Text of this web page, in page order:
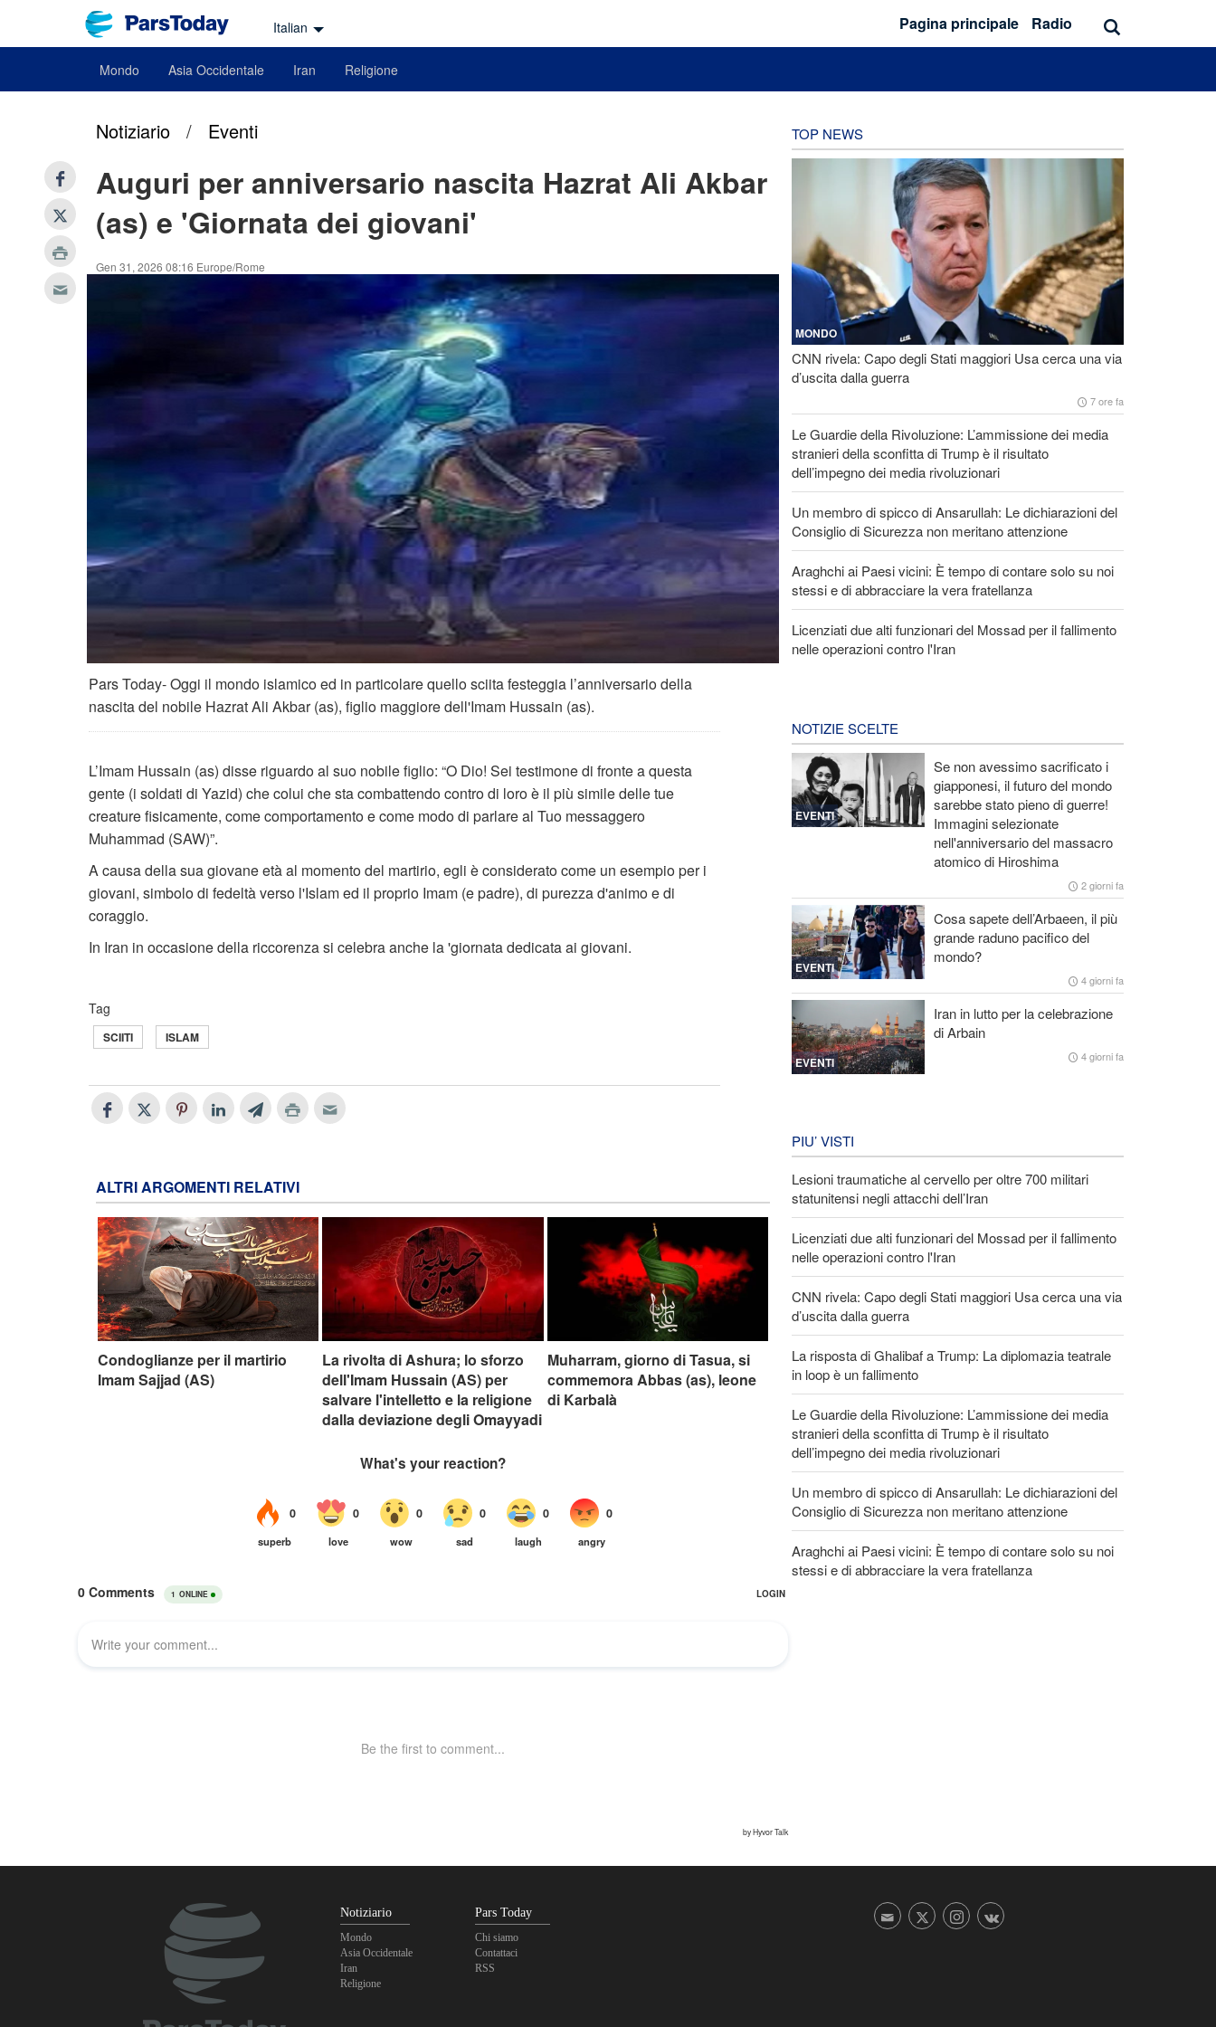
Italian Pagina principale Radio
Mondo Asia Occidentale Iran Religione
Notiziario / Eventi
Auguri per anniversario nascita Hazrat Ali Akbar
(as) e 'Giornata dei giovani'
Gen 31, 2026 08:16 Europe/Rome
Pars Today- Oggi il mondo islamico ed in particolare quello sciita festeggia l’anniversario della
nascita del nobile Hazrat Ali Akbar (as), figlio maggiore dell'Imam Hussain (as).
L’Imam Hussain (as) disse riguardo al suo nobile figlio: “O Dio! Sei testimone di fronte a questa
gente (i soldati di Yazid) che colui che sta combattendo contro di loro è il più simile delle tue
creature fisicamente, come comportamento e come modo di parlare al Tuo messaggero
Muhammad (SAW)”.
A causa della sua giovane età al momento del martirio, egli è considerato come un esempio per i
giovani, simbolo di fedeltà verso l'Islam ed il proprio Imam (e padre), di purezza d'animo e di
coraggio.
In Iran in occasione della riccorenza si celebra anche la 'giornata dedicata ai giovani.
Tag
SCIITI ISLAM
ALTRI ARGOMENTI RELATIVI
Condoglianze per il martirio
Imam Sajjad (AS)
La rivolta di Ashura; lo sforzo
dell'Imam Hussain (AS) per
salvare l'intelletto e la religione
dalla deviazione degli Omayyadi
Muharram, giorno di Tasua, si
commemora Abbas (as), leone
di Karbalà
TOP NEWS
MONDO
CNN rivela: Capo degli Stati maggiori Usa cerca una via
d’uscita dalla guerra
7 ore fa
Le Guardie della Rivoluzione: L’ammissione dei media
stranieri della sconfitta di Trump è il risultato
dell’impegno dei media rivoluzionari
Un membro di spicco di Ansarullah: Le dichiarazioni del
Consiglio di Sicurezza non meritano attenzione
Araghchi ai Paesi vicini: È tempo di contare solo su noi
stessi e di abbracciare la vera fratellanza
Licenziati due alti funzionari del Mossad per il fallimento
nelle operazioni contro l'Iran
NOTIZIE SCELTE
EVENTI
Se non avessimo sacrificato i
giapponesi, il futuro del mondo
sarebbe stato pieno di guerre!
Immagini selezionate
nell'anniversario del massacro
atomico di Hiroshima
2 giorni fa
EVENTI
Cosa sapete dell’Arbaeen, il più
grande raduno pacifico del
mondo?
4 giorni fa
EVENTI
Iran in lutto per la celebrazione
di Arbain
4 giorni fa
PIU’ VISTI
Lesioni traumatiche al cervello per oltre 700 militari
statunitensi negli attacchi dell’Iran
Licenziati due alti funzionari del Mossad per il fallimento
nelle operazioni contro l'Iran
CNN rivela: Capo degli Stati maggiori Usa cerca una via
d’uscita dalla guerra
La risposta di Ghalibaf a Trump: La diplomazia teatrale
in loop è un fallimento
Le Guardie della Rivoluzione: L’ammissione dei media
stranieri della sconfitta di Trump è il risultato
dell’impegno dei media rivoluzionari
Un membro di spicco di Ansarullah: Le dichiarazioni del
Consiglio di Sicurezza non meritano attenzione
Araghchi ai Paesi vicini: È tempo di contare solo su noi
stessi e di abbracciare la vera fratellanza
Notiziario
Mondo
Asia Occidentale
Iran
Religione
Pars Today
Chi siamo
Contattaci
RSS